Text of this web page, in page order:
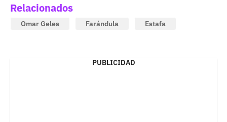
Relacionados
Omar Geles Farándula Estafa
PUBLICIDAD